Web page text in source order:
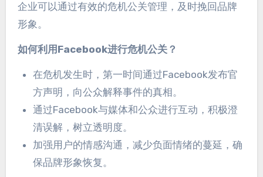
企业可以通过有效的危机公关管理 ， 及时挽回品牌
形象。
如何利用Facebook进行危机公关？
在危机发生时， 第一时间通过Facebook发布官
方声明 ， 向公众解释事件的真相。
通过Facebook与媒体和公众进行互动 ， 积极澄
清误解， 树立透明度。
加强用户的情感沟通 ， 减少负面情绪的蔓延 ， 确
保品牌形象恢复。